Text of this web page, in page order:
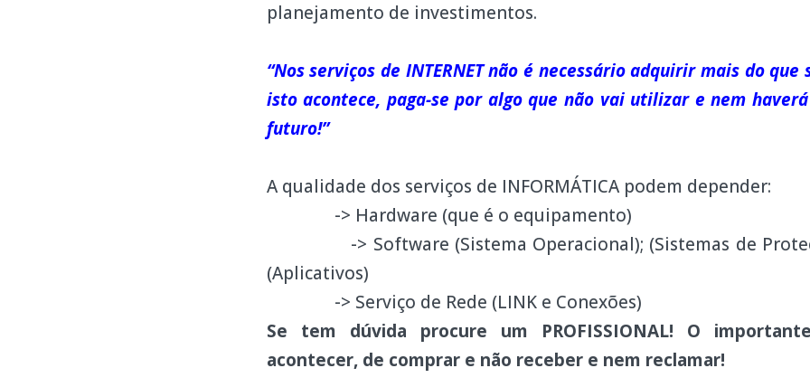
planejamento de investimentos.
“Nos serviços de INTERNET não é necessário adquirir mais do
isto acontece, paga-se por algo que não vai utilizar e nem
futuro!”
A qualidade dos serviços de INFORMÁTICA podem depender:
-> Hardware (que é o equipamento)
-> Software (Sistema Operacional); (Sistemas de
(Aplicativos)
-> Serviço de Rede (LINK e Conexões)
Se tem dúvida procure um PROFISSIONAL! O
acontecer, de comprar e não receber e nem reclamar!